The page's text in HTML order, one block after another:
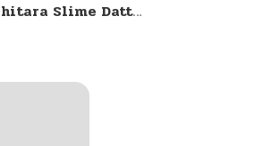
Slime Datta